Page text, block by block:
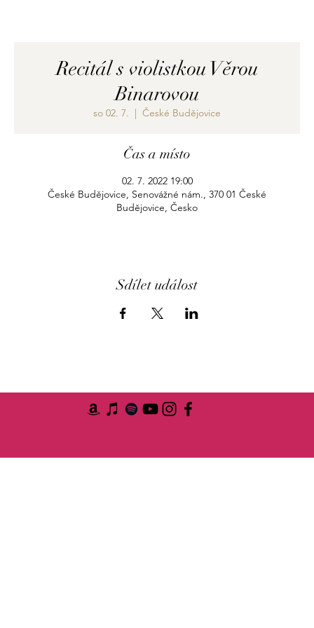
Recitál s violistkou Věrou
Binarovou
so 02. 7.
  |
České Budějovice
Čas a místo
02. 7. 2022 19:00
České Budějovice, Senovážné nám., 370 01 České
Budějovice, Česko
Sdílet událost